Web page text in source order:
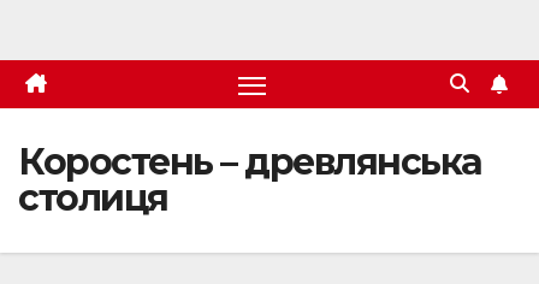
Коростень – древлянська
столиця